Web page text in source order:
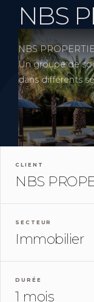
NBS
NBS
Un groupe de
dans différents
CLIENT
NBS
SECTEUR
Immobilier
DURÉE
1 mois